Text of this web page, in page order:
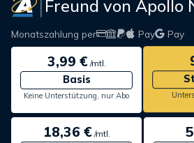
Freund von Apollo
Monatszahlung per Pay Pay
3,99 €/mtl.
Basis
Keine Unterstützung, nur Abo
18,36 €/mtl.